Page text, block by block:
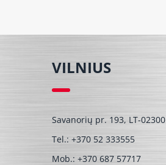
VILNIUS
Savanorių pr. 193, LT-02300
Tel.: +370 52 333555
Mob.: +370 687 57717